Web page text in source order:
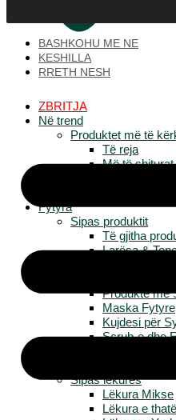
ZBRITJA
Në trend
Produktet më të
Të reja
Më të shiturat
Fytyra
Sipas produktit
Të gjitha
Larësa &
Produkte me
Maska Fytyre
Kujdesi për
Scrub-e dhe
Sipas lëkurës
Lëkura Mikse
Lëkura e thatë
BASHKOHU ME NE
KESHILLA
RRETH NESH